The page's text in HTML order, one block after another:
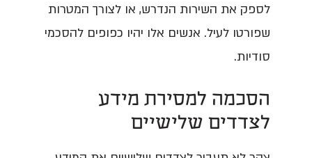
לספק את השירות הנדרש, או לצורך המטרות
שפורטו לעיל. אנשים אלו יהיו כפופים להסכמי
סודיות.
הסכמה למסירת מידע
לצדדים שלישיים